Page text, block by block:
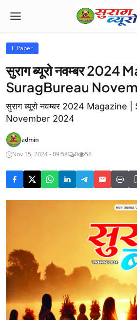
E Paper
सुराग ब्यूरो नवम्बर 2024
SuragBureau
सुराग ब्यूरो नवम्बर 2024 Magazine
November 2024
admin
Nov 15, 2024 - 09:58
0 56